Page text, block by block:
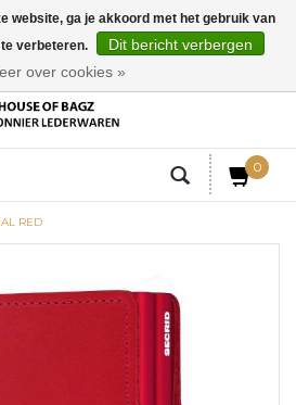
0
RED
website, ga je akkoord met het gebruik van
verbeteren.
Dit bericht verbergen
over cookies »